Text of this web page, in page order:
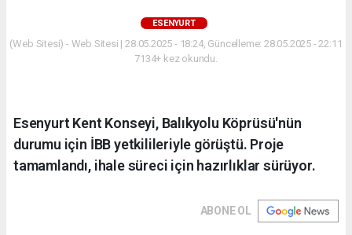
ESENYURT
(Web Sitesi) - Web Sitesi | 28.05.2025 - 18:24, Güncelleme: 28.05.2025 - 22:11
7134+ kez okundu.
Esenyurt Kent Konseyi, Balıkyolu Köprüsü'nün
durumu için İBB yetkilileriyle görüştü. Proje
tamamlandı, ihale süreci için hazırlıklar sürüyor.
ABONE OL